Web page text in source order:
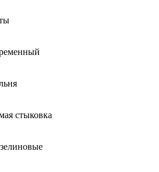
стыковка